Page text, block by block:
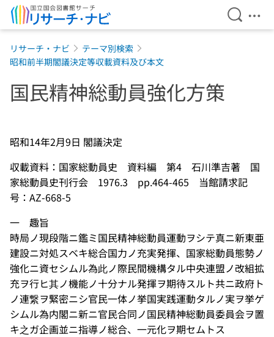
検索を
メ
リサーチ・ナビ
テーマ別検索
昭和前半期閣議決定等収載資料及び本文
国民精神総動員強化方策
昭和14年2月9日 閣議決定
収載資料：国家総動員史 資料編 第4 石川準吉著 国
家総動員史刊行会 1976.3 pp.464-465 当館請求記
号：AZ-668-5
一 趣旨
時局ノ現段階ニ鑑ミ国民精神総動員運動ヲシテ真ニ新東亜
建設ニ対処スベキ総合国力ノ充実発揮、国家総動員態勢ノ
強化ニ資セシムル為此ノ際民間機構タル中央連盟ノ改組拡
充ヲ行ヒ其ノ機能ノ十分ナル発揮ヲ期待スルト共ニ政府ト
ノ連繋ヲ緊密ニシ官民一体ノ挙国実践運動タルノ実ヲ挙ゲ
シムル為内閣ニ新ニ官民合同ノ国民精神総動員委員会ヲ置
キ之ガ企画並ニ指導ノ総合、一元化ヲ期セムトス